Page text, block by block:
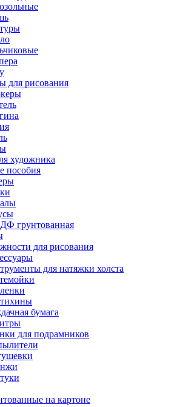
для рисования
художника
пособия
грунтованная
для рисования
для натяжки холста
бумага
для подрамников
на картоне